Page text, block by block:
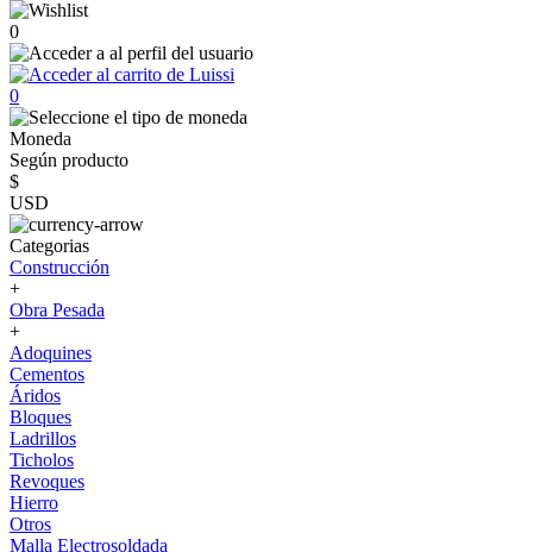
0
0
Moneda
Según producto
$
USD
Categorias
Construcción
+
Obra Pesada
+
Adoquines
Cementos
Áridos
Bloques
Ladrillos
Ticholos
Revoques
Hierro
Otros
Malla Electrosoldada